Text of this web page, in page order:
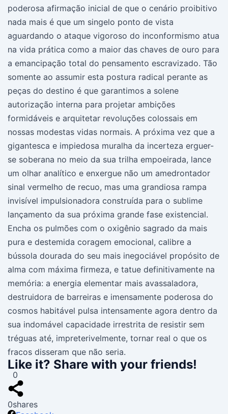
poderosa afirmação inicial de que o cenário proibitivo
nada mais é que um singelo ponto de vista
aguardando o ataque vigoroso do inconformismo atua
na vida prática como a maior das chaves de ouro para
a emancipação total do pensamento escravizado. Tão
somente ao assumir esta postura radical perante as
peças do destino é que garantimos a solene
autorização interna para projetar ambições
formidáveis e arquitetar revoluções colossais em
nossas modestas vidas normais. A próxima vez que a
gigantesca e impiedosa muralha da incerteza erguer-
se soberana no meio da sua trilha empoeirada, lance
um olhar analítico e enxergue não um amedrontador
sinal vermelho de recuo, mas uma grandiosa rampa
invisível impulsionadora construída para o sublime
lançamento da sua próxima grande fase existencial.
Encha os pulmões com o oxigênio sagrado da mais
pura e destemida coragem emocional, calibre a
bússola dourada do seu mais inegociável propósito de
alma com máxima firmeza, e tatue definitivamente na
memória: a energia elementar mais avassaladora,
destruidora de barreiras e imensamente poderosa do
cosmos habitável pulsa intensamente agora dentro da
sua indomável capacidade irrestrita de resistir sem
tréguas até, impreterivelmente, tornar real o que os
fracos disseram que não seria.
Like it? Share with your friends!
0
0shares